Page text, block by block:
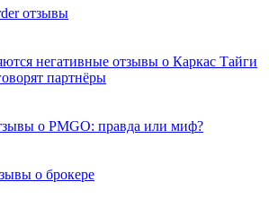
отзывы
негативные отзывы о Каркас Тайги
партнёры
о PMGO: правда или миф?
о брокере